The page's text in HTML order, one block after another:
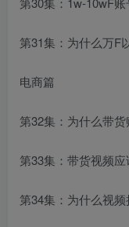
第31集：为什么万F
电商篇
第32集：为什么带
第33集：带货视频
第34集：为什么视